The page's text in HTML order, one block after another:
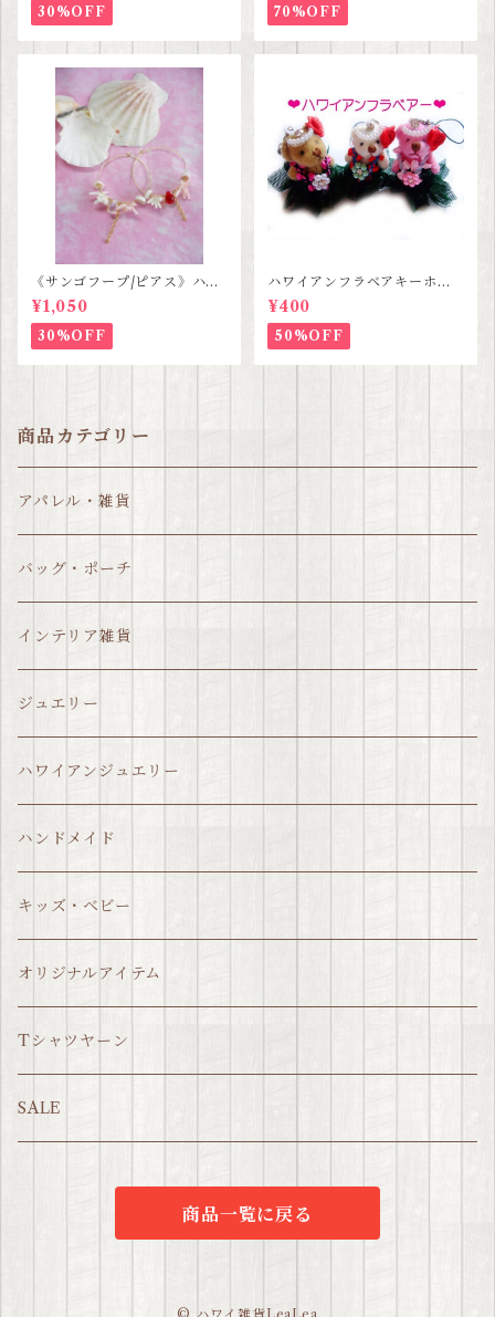
30%OFF 70%OFF
《サンゴフープ/ピアス》ハン
ドメイド SALE
¥1,050
30%OFF
ハワイアンフラベアキーホル
ダー SALE
¥400
50%OFF
商品カテゴリー
アパレル・雑貨
バッグ・ポーチ
インテリア雑貨
ジュエリー
ハワイアンジュエリー
ハンドメイド
キッズ・ベビー
オリジナルアイテム
Tシャツヤーン
SALE
商品一覧に戻る